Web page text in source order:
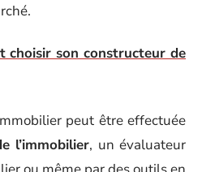
choisir son constructeur de
peut être effectuée
l’immobilier, un évaluateur